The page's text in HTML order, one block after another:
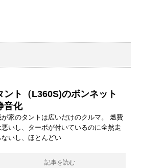
ント（L360S)のボンネット
音化
が家のタントは広いだけのクルマ。 燃費
悪いし、ターボが付いているのに全然走
ないし、ほとんどい
記事を読む